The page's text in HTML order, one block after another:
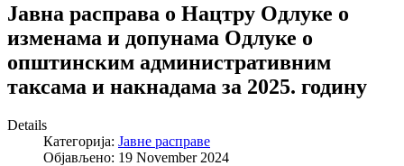
Jавнa расправa о Нацтру Одлуке о
изменама и допунама Одлуке о
општинским административним
таксама и накнадама за 2025. годину
Details
Категорија: Јавне расправе
Објављено: 19 November 2024